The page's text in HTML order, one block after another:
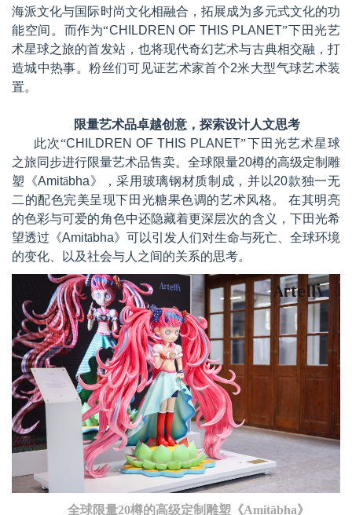
海派文化与国际时尚文化相融合，拓展成为多元式文化的功
能空间。而作为“CHILDREN OF THIS PLANET”下田光艺
术星球之旅的首发站，也将现代奇幻艺术与古典相交融，打
造城中热事。粉丝们可见证艺术家首个2米大型气球艺术装
置。
限量艺术品卓越创意，探索设计人文思考
此次“CHILDREN OF THIS PLANET”下田光艺术星球
之旅同步进行限量艺术品售卖。全球限量20樽的高级定制雕
塑《Amitābha》，采用玻璃钢材质制成，并以20款独一无
二的配色完美呈现下田光糖果色调的艺术风格。 在其明亮
的色彩与可爱的角色中还隐藏着更深层次的含义，下田光希
望透过《Amitābha》可以引发人们对生命与死亡、全球环境
的变化、以及社会与人之间的关系的思考。
全球限量20樽的高级定制雕塑《Amitābha》